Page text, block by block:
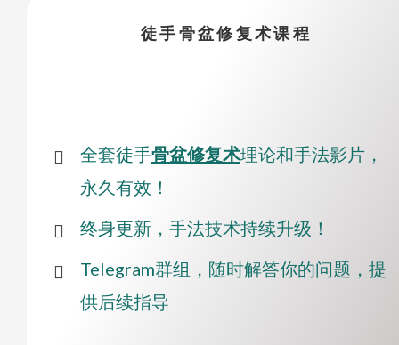
徒手骨盆修复术课程
全套徒手骨盆修复术理论和手法影片，
永久有效！
终身更新，手法技术持续升级！
Telegram群组，随时解答你的问题，提
供后续指导